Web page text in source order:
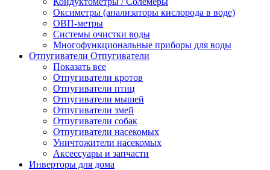
Оксиметры (анализаторы кислорода в воде)
ОВП-метры
Системы очистки воды
Многофункциональные приборы для воды
Отпугиватели Отпугиватели
Показать все
Отпугиватели кротов
Отпугиватели птиц
Отпугиватели мышей
Отпугиватели змей
Отпугиватели собак
Отпугиватели насекомых
Уничтожители насекомых
Аксессуары и запчасти
Инверторы для дома